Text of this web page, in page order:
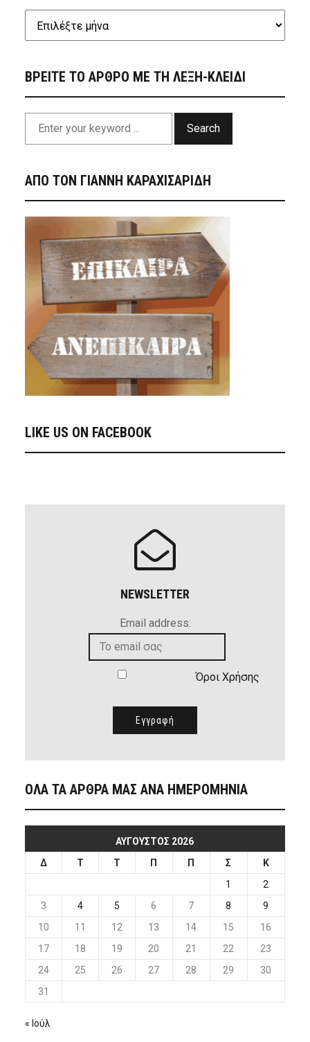
ΒΡΕΙΤΕ ΤΟ ΑΡΘΡΟ ΜΕ ΤΗ ΛΕΞΗ-ΚΛΕΙΔΙ
Search
ΑΠΟ ΤΟΝ ΓΙΑΝΝΗ ΚΑΡΑΧΙΣΑΡΙΔΗ
LIKE US ON FACEBOOK
NEWSLETTER
Email address:
Όροι Χρήσης
ΟΛΑ ΤΑ ΑΡΘΡΑ ΜΑΣ ΑΝΑ ΗΜΕΡΟΜΗΝΙΑ
ΑΎΓΟΥΣΤΟΣ 2026
Δ
Τ Τ Π Π Σ
Κ
1
2
3
4 5 6 7 8
9
10
11 12 13 14 15
16
17
18 19 20 21 22
23
24
25 26 27 28 29
30
31
« Ιούλ